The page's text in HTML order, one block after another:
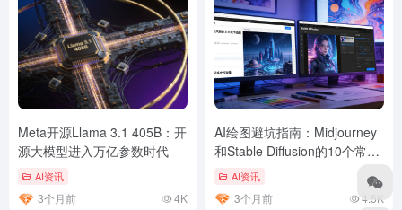
Meta开源Llama 3.1 405B：开
源大模型进入万亿参数时代
AI资讯
3个月前 4K
AI绘图避坑指南：Midjourney
和Stable Diffusion的10个常见
错误AI资讯
3个月前 4.5K